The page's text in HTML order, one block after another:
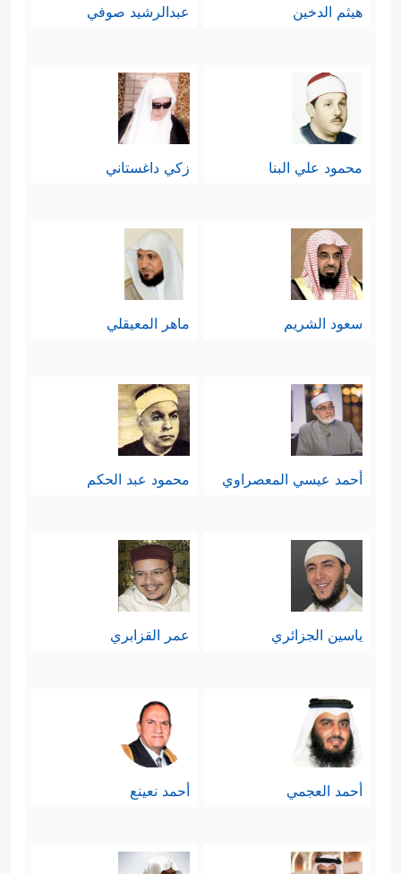
هيثم الدخين عبدالرشيد صوفي
محمود علي البنا زكي داغستاني
سعود الشريم ماهر المعيقلي
أحمد عيسي المعصراوي محمود عبد الحكم
ياسين الجزائري عمر القزابري
أحمد العجمي أحمد نعينع